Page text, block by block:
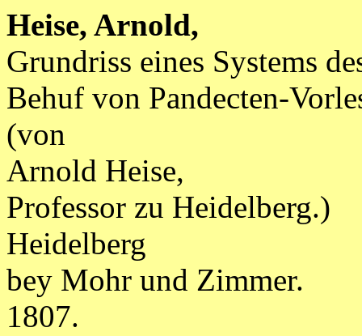
Heise, Arnold,
Grundriss eines Systems
Behuf von Pandecten-
(von
Arnold Heise,
Professor zu Heidelberg.)
Heidelberg
bey Mohr und Zimmer.
1807.